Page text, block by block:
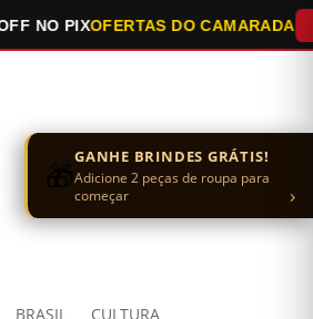
PIXOFERTAS DO CAMARADA
BRASIL
CULTURA
🎁GANHE BRINDES GRÁTIS!
Adicione 2 peças de roupa para
começar
›